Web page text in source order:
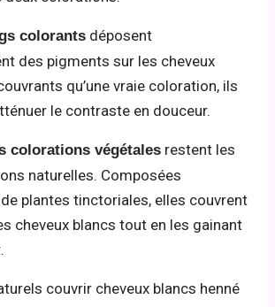
colorants déposent
des pigments sur les cheveux
qu’une vraie coloration, ils
le contraste en douceur.
colorations végétales restent les
naturelles. Composées
plantes tinctoriales, elles couvrent
cheveux blancs tout en les gainant